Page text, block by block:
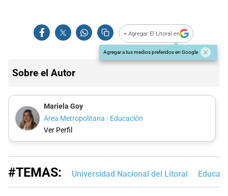
+ Agregar El Litoral en
Agregar a tus medios preferidos en Google
Sobre el Autor
Mariela Goy
Área Metropolitana - Educación
Ver Perfil
#TEMAS: Universidad Nacional del Litoral